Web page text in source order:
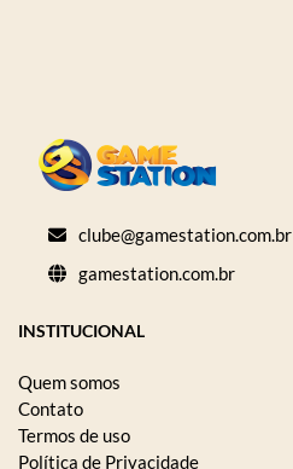
clube@gamestation.com.br
gamestation.com.br
INSTITUCIONAL
Quem somos
Contato
Termos de uso
Política de Privacidade